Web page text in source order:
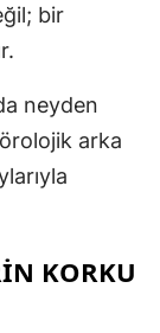
bir
neyden
arka
KORKU